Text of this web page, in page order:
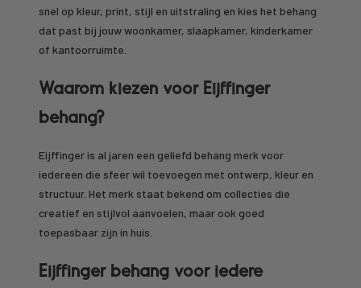
snel op kleur, print, stijl en uitstraling en kies het behang
dat past bij jouw woonkamer, slaapkamer, kinderkamer
of kantoorruimte.
Waarom kiezen voor Eijffinger
behang?
Eijffinger is al jaren een geliefd behang merk voor
iedereen die sfeer wil toevoegen met ontwerp, kleur en
structuur. Het merk staat bekend om collecties die
creatief en stijlvol aanvoelen, maar ook goed
toepasbaar zijn in huis.
Eijffinger behang voor iedere